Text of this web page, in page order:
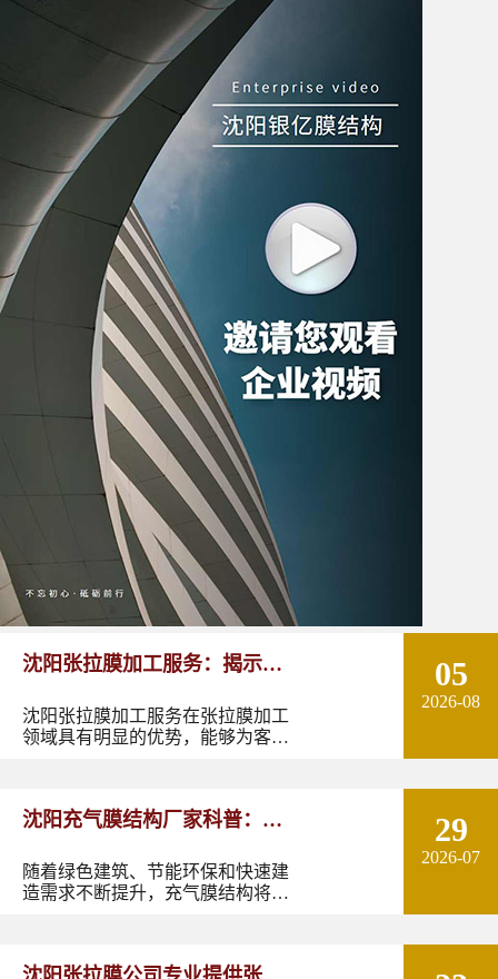
沈阳张拉膜加工服务：揭示张
拉膜加工的实用优势
沈阳张拉膜加工服务在张拉膜加工
领域具有明显的优势，能够为客户
发出独特的魅力。
05
2026-08
沈阳充气膜结构厂家科普：了
解充气膜建筑优势、价格及应
用领域
随着绿色建筑、节能环保和快速建
造需求不断提升，充气膜结构将在
29
2026-07